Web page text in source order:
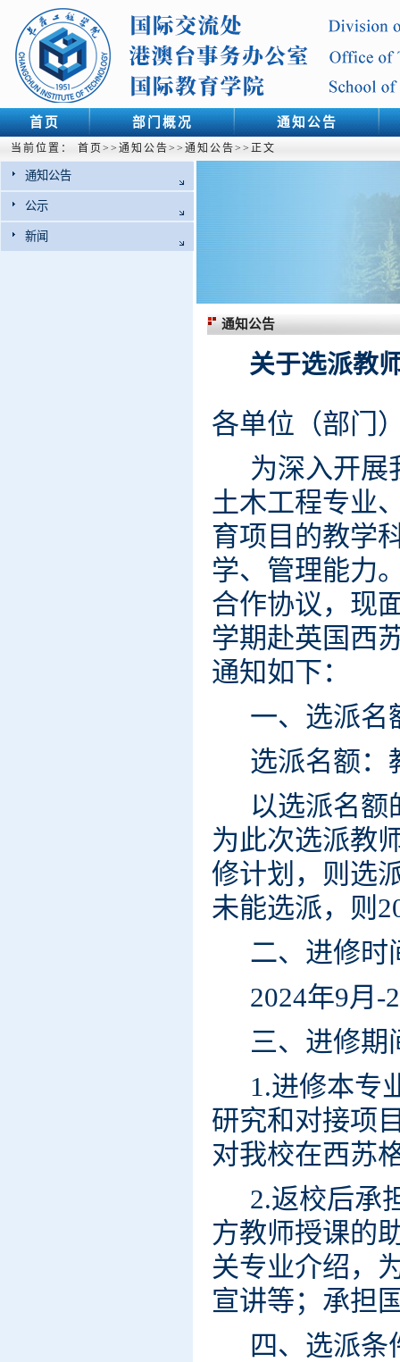
首页 部门概况 通知公告
当前位置： 首页 >> 通知公告>> 通知公告>> 正文
通知公告
公示
新闻
通知公告
关于选派教
各单位（部门
为深入开展
土木工程专业
育项目的教学
学、管理能力
合作协议，现
学期赴英国西
通知如下：
一、选派名
选派名额：
以选派名额
为此次选派教
修计划，则选
未能选派，则
二、进修时
2024年9月-
三、进修期
1.进修本专
研究和对接项
对我校在西苏
2.返校后承
方教师授课的
关专业介绍，
宣讲等；承担
四、选派条